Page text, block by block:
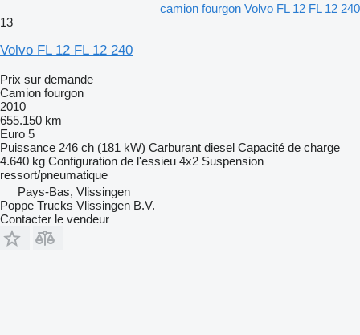
camion fourgon Volvo FL 12 FL 12 240
13
Volvo FL 12 FL 12 240
Prix sur demande
Camion fourgon
2010
655.150 km
Euro 5
Puissance 246 ch (181 kW) Carburant diesel Capacité de charge
4.640 kg Configuration de l'essieu 4x2 Suspension
ressort/pneumatique
Pays-Bas, Vlissingen
Poppe Trucks Vlissingen B.V.
Contacter le vendeur